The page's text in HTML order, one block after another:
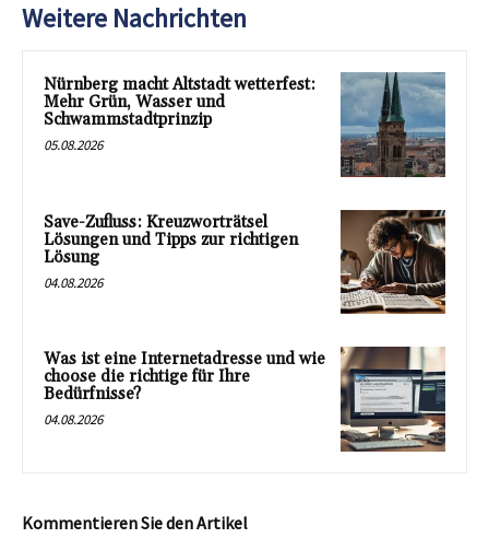
Weitere Nachrichten
Nürnberg macht Altstadt wetterfest:
Mehr Grün, Wasser und
Schwammstadtprinzip
05.08.2026
Save-Zufluss: Kreuzworträtsel
Lösungen und Tipps zur richtigen
Lösung
04.08.2026
Was ist eine Internetadresse und wie
choose die richtige für Ihre
Bedürfnisse?
04.08.2026
Kommentieren Sie den Artikel